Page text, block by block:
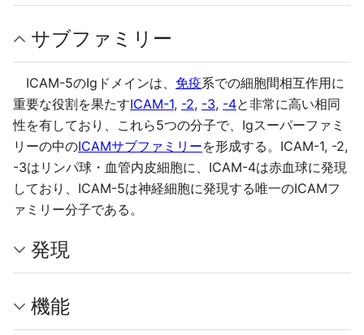
サブファミリー
ICAM-5のIgドメインは、 免疫系での細胞間相互作用に
重要な役割を果たすICAM-1, -2, -3, -4と非常に高い相同
性を有しており、これら5つの分子で、Igスーパーファミ
リーの中のICAMサブファミリーを形成する。ICAM-1, -2,
-3はリンパ球・血管内皮細胞に、ICAM-4は赤血球に発現
しており、ICAM-5は神経細胞に発現する唯一のICAMフ
ァミリー分子である。
発現
機能